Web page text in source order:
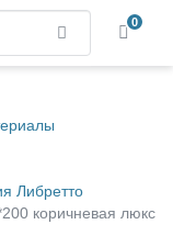
Найти 0
Либретто
коричневая люкс